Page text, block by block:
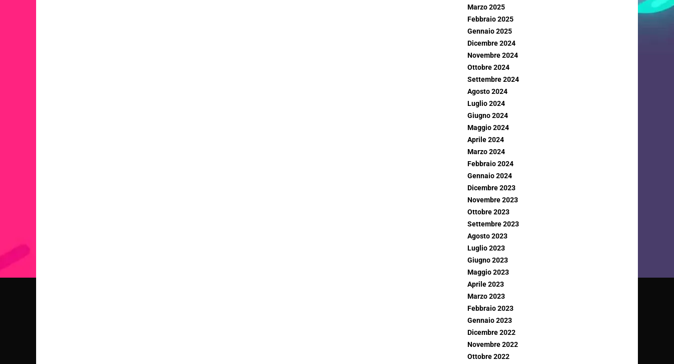
Marzo 2025
Febbraio 2025
Gennaio 2025
Dicembre 2024
Novembre 2024
Ottobre 2024
Settembre 2024
Agosto 2024
Luglio 2024
Giugno 2024
Maggio 2024
Aprile 2024
Marzo 2024
Febbraio 2024
Gennaio 2024
Dicembre 2023
Novembre 2023
Ottobre 2023
Settembre 2023
Agosto 2023
Luglio 2023
Giugno 2023
Maggio 2023
Aprile 2023
Marzo 2023
Febbraio 2023
Gennaio 2023
Dicembre 2022
Novembre 2022
Ottobre 2022